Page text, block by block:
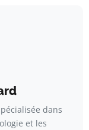
dans
et les